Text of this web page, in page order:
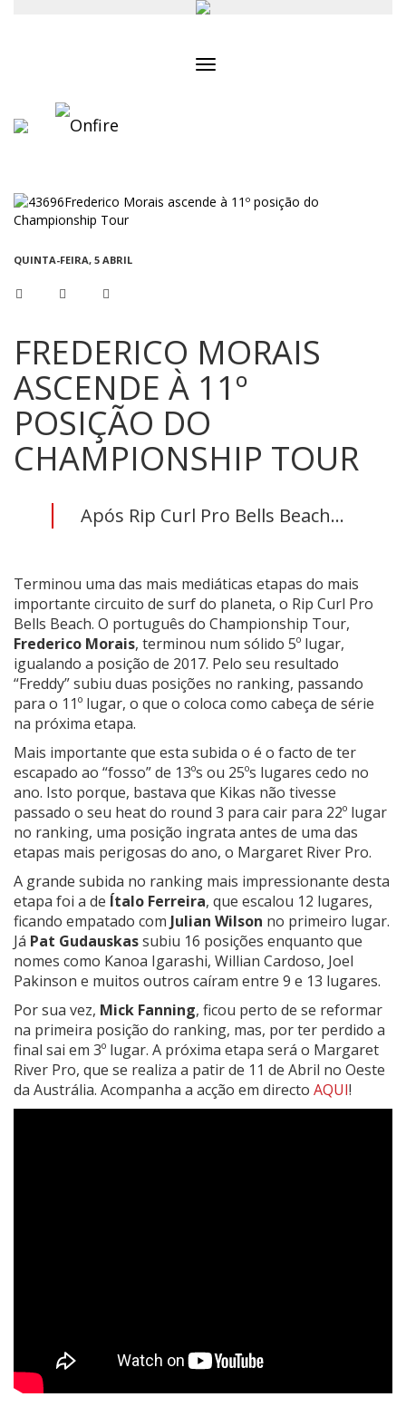
QUINTA-FEIRA, 5 ABRIL
FREDERICO MORAIS
ASCENDE À 11º
POSIÇÃO DO
CHAMPIONSHIP TOUR
Após Rip Curl Pro Bells Beach...
Terminou uma das mais mediáticas etapas do mais
importante circuito de surf do planeta, o Rip Curl Pro
Bells Beach. O português do Championship Tour,
Frederico Morais, terminou num sólido 5º lugar,
igualando a posição de 2017. Pelo seu resultado
“Freddy” subiu duas posições no ranking, passando
para o 11º lugar, o que o coloca como cabeça de série
na próxima etapa.
Mais importante que esta subida o é o facto de ter
escapado ao “fosso” de 13ºs ou 25ºs lugares cedo no
ano. Isto porque, bastava que Kikas não tivesse
passado o seu heat do round 3 para cair para 22º lugar
no ranking, uma posição ingrata antes de uma das
etapas mais perigosas do ano, o Margaret River Pro.
A grande subida no ranking mais impressionante desta
etapa foi a de Ítalo Ferreira, que escalou 12 lugares,
ficando empatado com Julian Wilson no primeiro lugar.
Já Pat Gudauskassubiu 16 posições enquanto que
nomes como Kanoa Igarashi, Willian Cardoso, Joel
Pakinson e muitos outros caíram entre 9 e 13 lugares.
Por sua vez, Mick Fanning, ficou perto de se reformar
na primeira posição do ranking, mas, por ter perdido a
final sai em 3º lugar. A próxima etapa será o Margaret
River Pro, que se realiza a patir de 11 de Abril no Oeste
da Austrália. Acompanha a acção em directo AQUI!